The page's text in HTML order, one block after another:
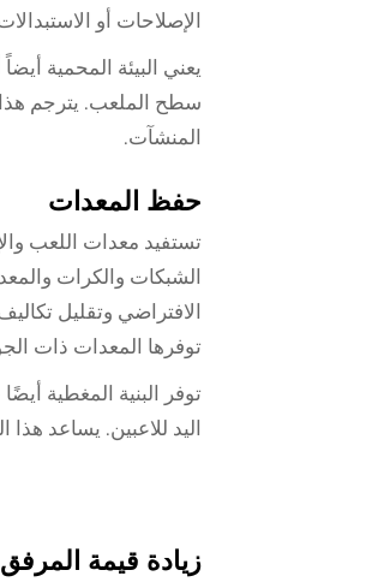
الإصلاحات أو
يعني البيئة المحمية
سطح الملعب. يترجم هذا
المنشآت.
حفظ المعدات
تستفيد معدات اللعب
الشبكات والكرات
الافتراضي وتقليل
توفرها المعدات ذات
توفر البنية المغطية
اليد للاعبين. يساعد
زيادة قيمة المرفق